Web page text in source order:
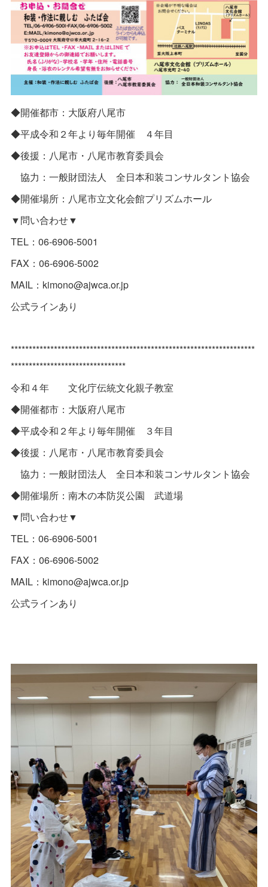
◆開催都市：大阪府八尾市
◆平成令和２年より毎年開催 ４年目
◆後援：八尾市・八尾市教育委員会
協力：一般財団法人 全日本和装コンサルタント協会
◆開催場所：八尾市立文化会館プリズムホール
▼問い合わせ▼
TEL：06-6906-5001
FAX：06-6906-5002
MAIL：kimono@ajwca.or.jp
公式ラインあり
********************************************************************
********************************
令和４年 文化庁伝統文化親子教室
◆開催都市：大阪府八尾市
◆平成令和２年より毎年開催 ３年目
◆後援：八尾市・八尾市教育委員会
協力：一般財団法人 全日本和装コンサルタント協会
◆開催場所：南木の本防災公園 武道場
▼問い合わせ▼
TEL：06-6906-5001
FAX：06-6906-5002
MAIL：kimono@ajwca.or.jp
公式ラインあり